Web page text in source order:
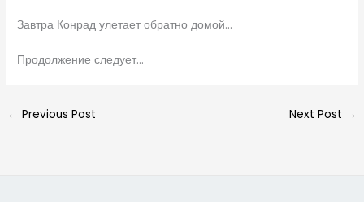
Завтра Конрад улетает обратно домой…
Продолжение следует…
← Previous Post Next Post →